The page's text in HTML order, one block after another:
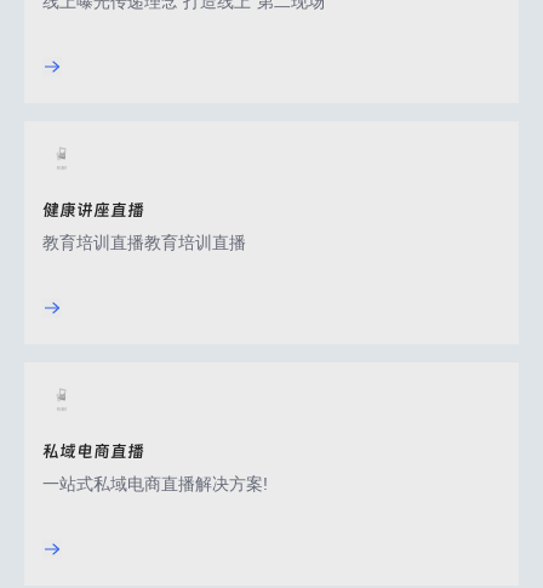
健康讲座直播
教育培训直播教育培训直播
私域电商直播
一站式私域电商直播解决方案!